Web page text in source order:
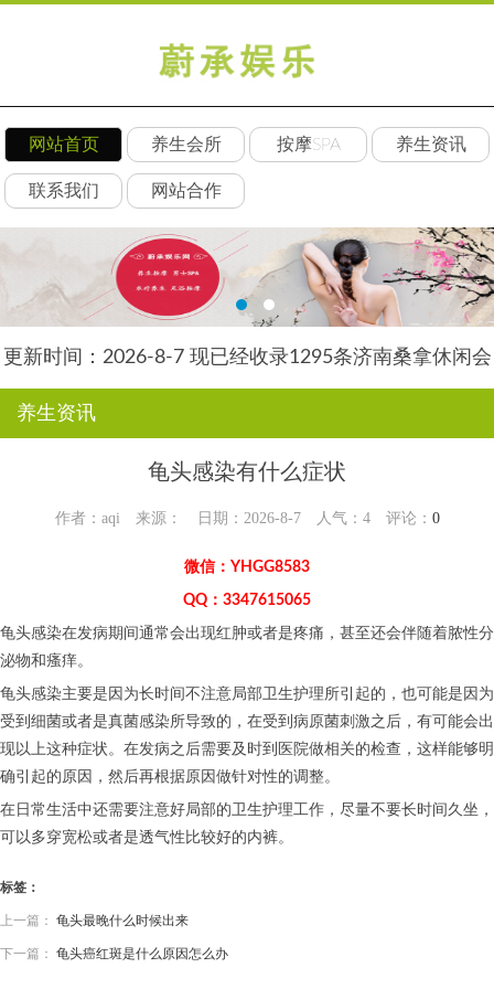
网站首页 养生会所 按摩SPA 养生资讯
联系我们 网站合作
更新时间：2026-8-7 现已经收录1295条济南桑拿休闲会
养生资讯
龟头感染有什么症状
作者：aqi 来源： 日期：2026-8-7 人气： 4评论： 0
微信：YHGG8583
QQ：3347615065
龟头感染在发病期间通常会出现红肿或者是疼痛，甚至还会伴随着脓性分
泌物和瘙痒。
龟头感染主要是因为长时间不注意局部卫生护理所引起的，也可能是因为
受到细菌或者是真菌感染所导致的，在受到病原菌刺激之后，有可能会出
现以上这种症状。在发病之后需要及时到医院做相关的检查，这样能够明
确引起的原因，然后再根据原因做针对性的调整。
在日常生活中还需要注意好局部的卫生护理工作，尽量不要长时间久坐，
可以多穿宽松或者是透气性比较好的内裤。
标签：
上一篇： 龟头最晚什么时候出来
下一篇： 龟头癌红斑是什么原因怎么办